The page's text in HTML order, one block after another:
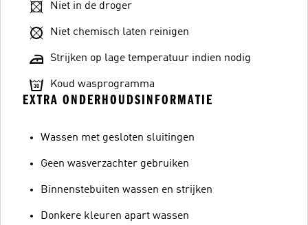
Niet in de droger
Niet chemisch laten reinigen
Strijken op lage temperatuur indien nodig
Koud wasprogramma
EXTRA ONDERHOUDSINFORMATIE
Wassen met gesloten sluitingen
Geen wasverzachter gebruiken
Binnenstebuiten wassen en strijken
Donkere kleuren apart wassen